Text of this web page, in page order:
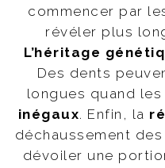
commencer par
révéler plus
L’héritage
Des dents
longues quand les
inégaux. Enfin, la
déchaussement
dévoiler une